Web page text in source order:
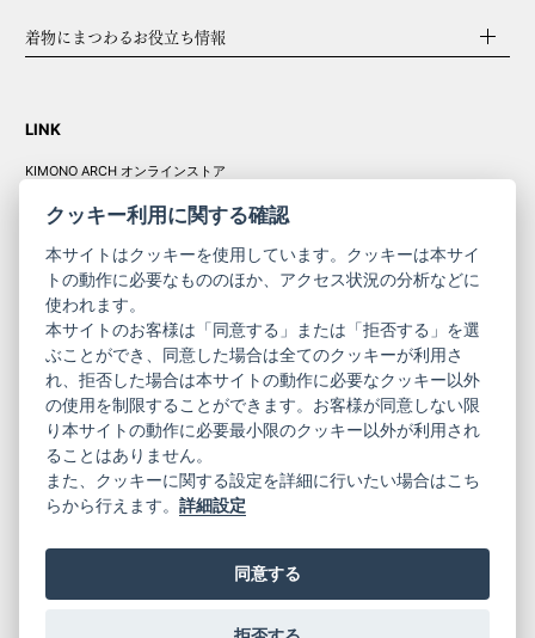
着物にまつわるお役立ち情報
LINK
KIMONO ARCH オンラインストア
コーポレート
サイト
きものやまと振
袖
サイト
ニュースレター
ご利用案内
お問い合わせ
プライバシーポリシー
特定商取引法に基づく表記
ご利用規約
クッキー利用に関する確認
本サイトはクッキーを使用しています。クッキーは本サイ
トの動作に必要なもののほか、アクセス状況の分析などに
使われます。
本サイトのお客様は「同意する」または「拒否する」を選
ぶことができ、同意した場合は全てのクッキーが利用さ
れ、拒否した場合は本サイトの動作に必要なクッキー以外
の使用を制限することができます。お客様が同意しない限
り本サイトの動作に必要最小限のクッキー以外が利用され
ることはありません。
また、クッキーに関する設定を詳細に行いたい場合はこち
らから行えます。詳細設定
同意する